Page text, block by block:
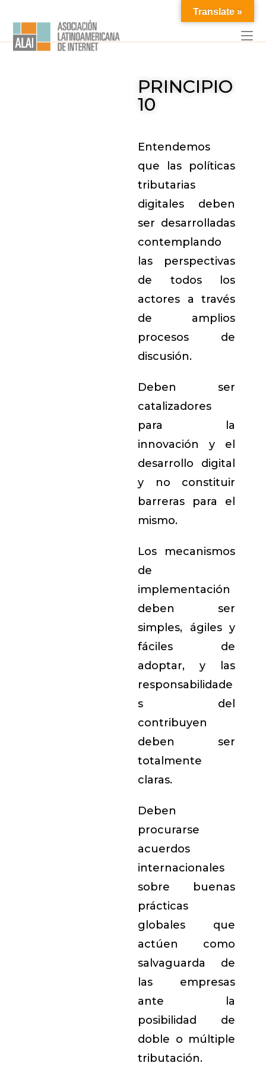
PRINCIPIO
10
Entendemos
que las políticas
tributarias
digitales deben
ser desarrolladas
contemplando
las perspectivas
de todos los
actores a través
de amplios
procesos de
discusión.
Deben ser
catalizadores
para la
innovación y el
desarrollo digital
y no constituir
barreras para el
mismo.
Los mecanismos
de
implementación
deben ser
simples, ágiles y
fáciles de
adoptar, y las
responsabilidade
s del
contribuyen
deben ser
totalmente
claras.
Deben
procurarse
acuerdos
internacionales
sobre buenas
prácticas
globales que
actúen como
salvaguarda de
las empresas
ante la
posibilidad de
doble o múltiple
tributación.
Translate »